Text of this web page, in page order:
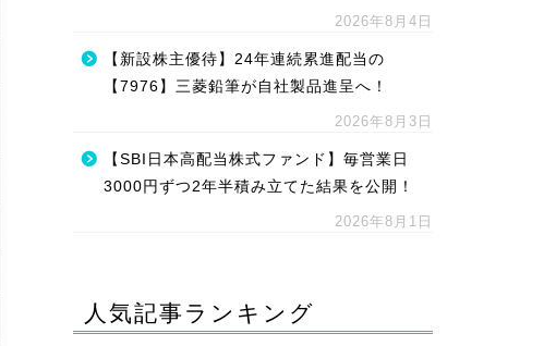
2026年8月4日
【新設株主優待】24年連続累進配当の
【7976】三菱鉛筆が自社製品進呈へ！
2026年8月3日
【SBI日本高配当株式ファンド】毎営業日
3000円ずつ2年半積み立てた結果を公開！
2026年8月1日
人気記事ランキング